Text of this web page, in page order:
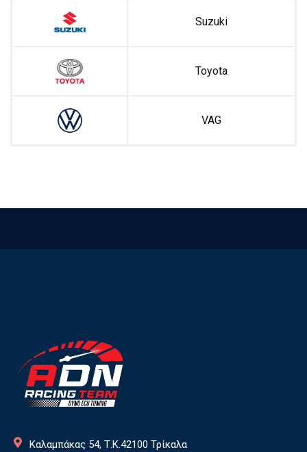
Suzuki
Toyota
VAG
Καλαμπάκας 54, Τ.Κ.42100 Τρίκαλα